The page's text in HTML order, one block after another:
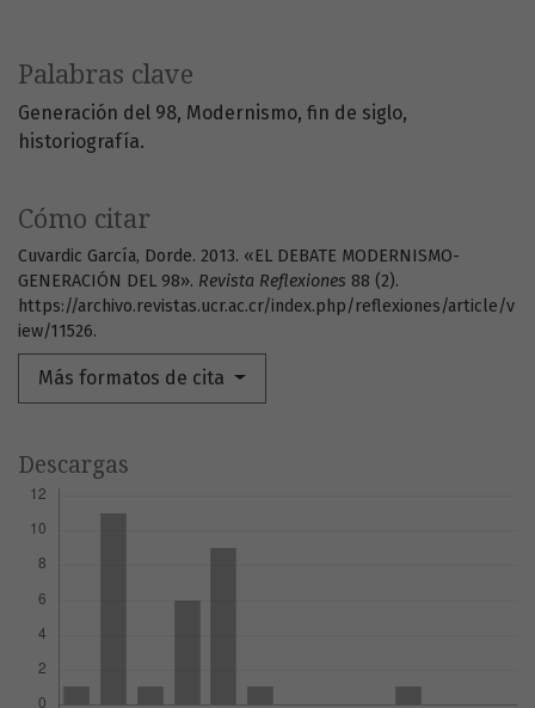
Palabras clave
Generación del 98 Modernismo fin de siglo
historiografía.
Cómo citar
Cuvardic García, Dorde. 2013. «EL DEBATE MODERNISMO-
GENERACIÓN DEL 98». Revista Reflexiones 88 (2).
https://archivo.revistas.ucr.ac.cr/index.php/reflexiones/article/v
iew/11526.
Más formatos de cita
Descargas